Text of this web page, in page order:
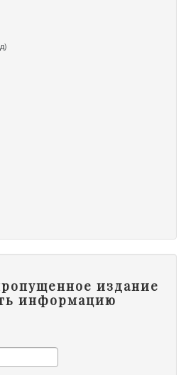
издание
информацию